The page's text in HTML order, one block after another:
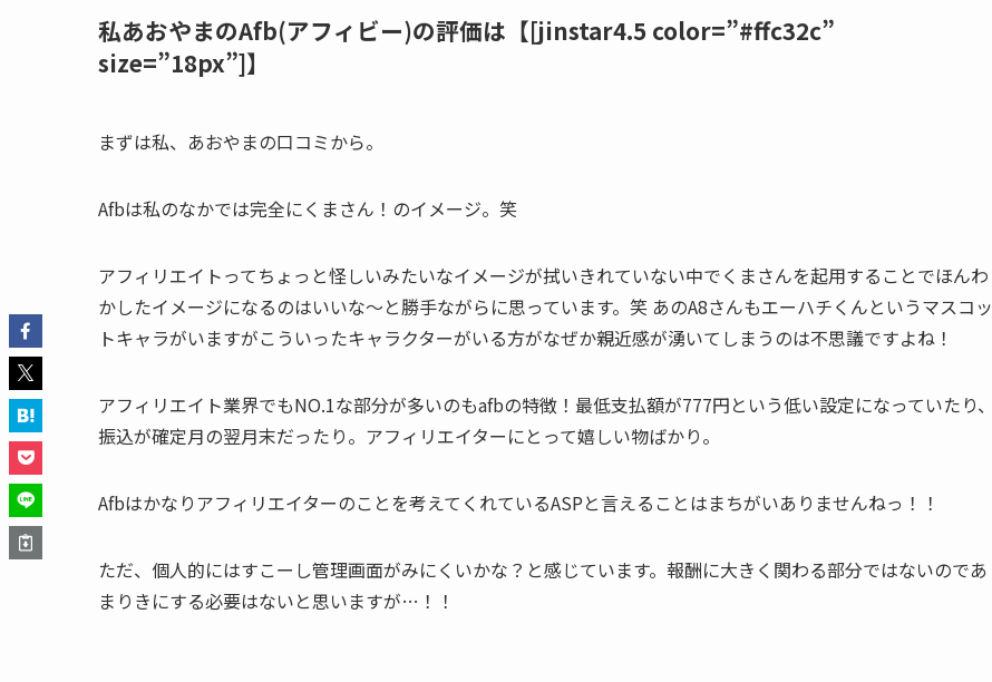
私あおやまのAfb(アフィビー)の評価は【[jinstar4.5 color=”#ffc32c”
size=”18px”]】
まずは私、あおやまの口コミから。
Afbは私のなかでは完全にくまさん！のイメージ。笑
アフィリエイトってちょっと怪しいみたいなイメージが拭いきれていない中でくまさんを起用することでほんわ
かしたイメージになるのはいいな〜と勝手ながらに思っています。笑 あのA8さんもエーハチくんというマスコッ
トキャラがいますがこういったキャラクターがいる方がなぜか親近感が湧いてしまうのは不思議ですよね！
アフィリエイト業界でもNO.1な部分が多いのもafbの特徴！最低支払額が777円という低い設定になっていたり、
振込が確定月の翌月末だったり。アフィリエイターにとって嬉しい物ばかり。
Afbはかなりアフィリエイターのことを考えてくれているASPと言えることはまちがいありませんねっ！！
ただ、個人的にはすこーし管理画面がみにくいかな？と感じています。報酬に大きく関わる部分ではないのであ
まりきにする必要はないと思いますが…！！